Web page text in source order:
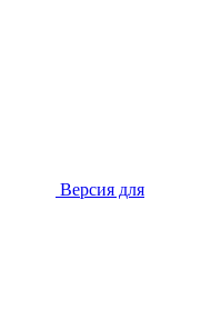
Версия для